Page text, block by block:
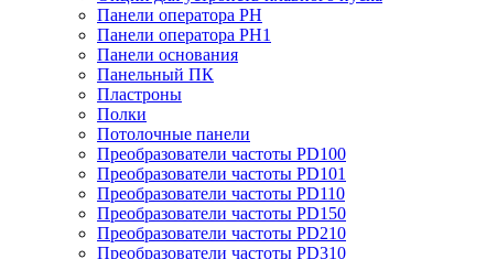
Панели оператора PH
Панели оператора PH1
Панели основания
Панельный ПК
Пластроны
Полки
Потолочные панели
Преобразователи частоты PD100
Преобразователи частоты PD101
Преобразователи частоты PD110
Преобразователи частоты PD150
Преобразователи частоты PD210
Преобразователи частоты PD310